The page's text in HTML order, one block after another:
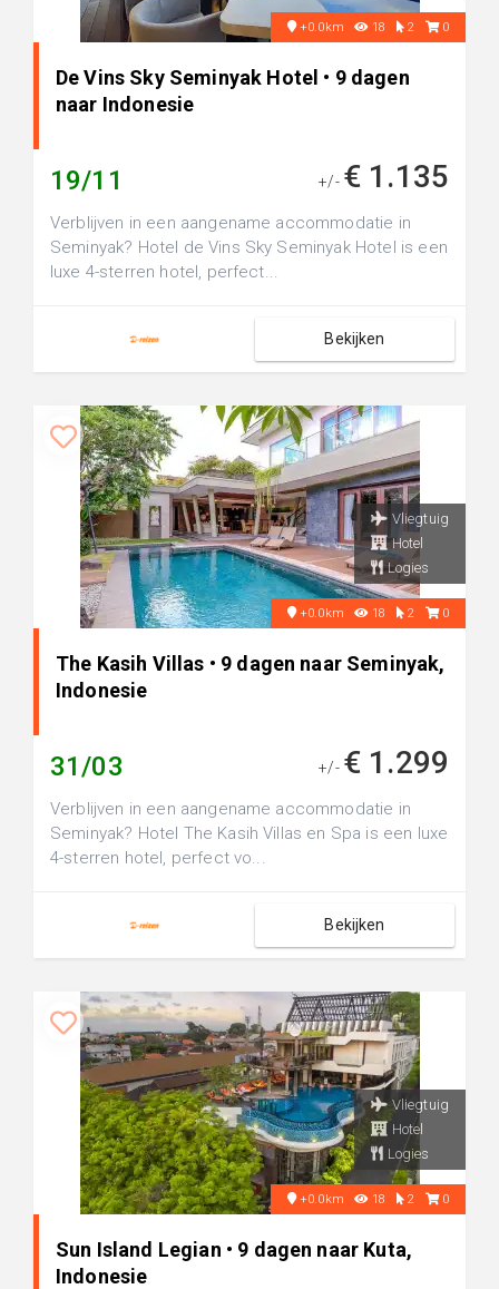
+0.0km 18 2 0
De Vins Sky Seminyak Hotel • 9 dagen
naar Indonesie
19/11 +/- € 1.135
Verblijven in een aangename accommodatie in
Seminyak? Hotel de Vins Sky Seminyak Hotel is een
luxe 4-sterren hotel, perfect...
Bekijken
Vliegtuig
Hotel
Logies
+0.0km 18 2 0
The Kasih Villas • 9 dagen naar Seminyak,
Indonesie
31/03 +/- € 1.299
Verblijven in een aangename accommodatie in
Seminyak? Hotel The Kasih Villas en Spa is een luxe
4-sterren hotel, perfect vo...
Bekijken
Vliegtuig
Hotel
Logies
+0.0km 18 2 0
Sun Island Legian • 9 dagen naar Kuta,
Indonesie